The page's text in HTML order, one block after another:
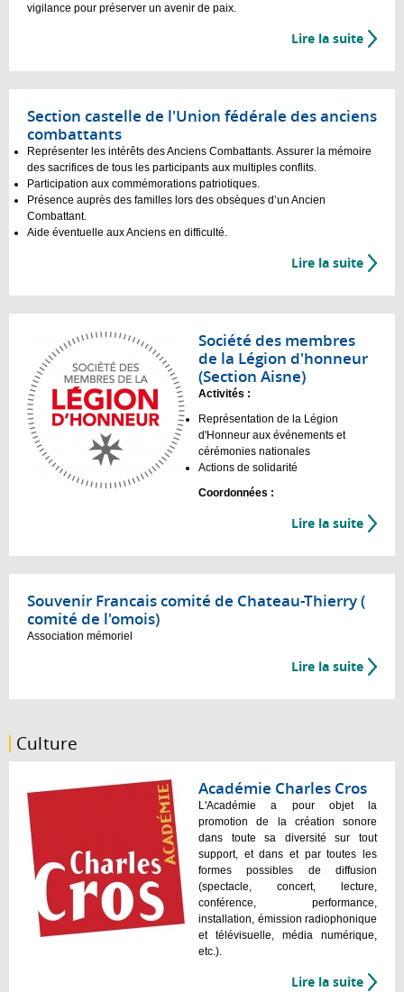
vigilance pour préserver un avenir de paix.
Lire la suite
Section castelle de l'Union fédérale des anciens
combattants
Représenter les intérêts des Anciens Combattants. Assurer la mémoire
des sacrifices de tous les participants aux multiples conflits.
Participation aux commémorations patriotiques.
Présence auprès des familles lors des obsèques d’un Ancien
Combattant.
Aide éventuelle aux Anciens en difficulté.
Lire la suite
Société des membres
de la Légion d'honneur
(Section Aisne)
Activités :
Représentation de la Légion
d'Honneur aux événements et
cérémonies nationales
Actions de solidarité
Coordonnées :
Lire la suite
Souvenir Francais comité de Chateau-Thierry (
comité de l'omois)
Association mémoriel
Lire la suite
Culture
Académie Charles Cros
L'Académie a pour objet la
promotion de la création sonore
dans toute sa diversité sur tout
support, et dans et par toutes les
formes possibles de diffusion
(spectacle, concert, lecture,
conférence, performance,
installation, émission radiophonique
et télévisuelle, média numérique,
etc.).
Lire la suite